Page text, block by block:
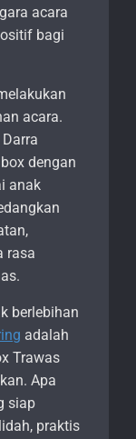
acara
bagi
acara.
dengan
anak
rasa
berlebihan
adalah
Trawas
Apa
siap
praktis